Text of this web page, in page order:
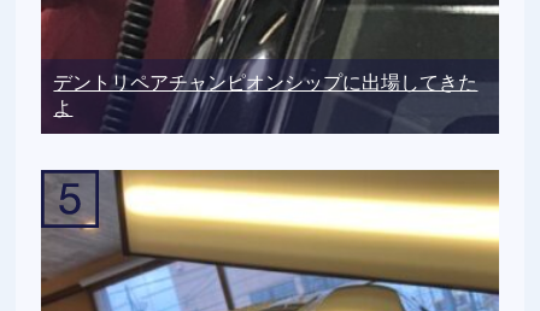
デントリペアチャンピオンシップに出場してきた
よ